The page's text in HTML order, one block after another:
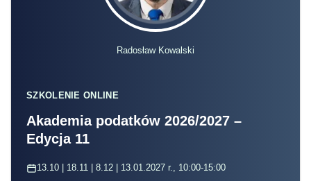
Radosław Kowalski
SZKOLENIE ONLINE
Akademia podatków 2026/2027 –
Edycja 11
13.10 | 18.11 | 8.12 | 13.01.2027 r., 10:00-15:00